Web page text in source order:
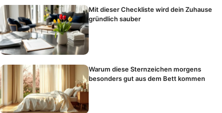
Mit dieser Checkliste wird dein Zuhause
gründlich sauber
Warum diese Sternzeichen morgens
besonders gut aus dem Bett kommen